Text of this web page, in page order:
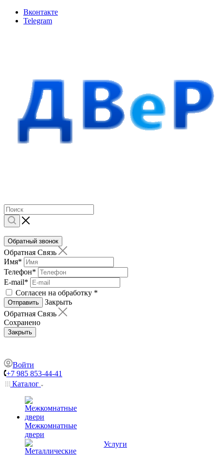
Вконтакте
Telegram
Обратный звонок
Обратная Связь
Имя*
Телефон*
E-mail*
Согласен на обработку *
Отправить
Закрыть
Обратная Связь
Сохранено
Закрыть
Войти
+7 985 853-44-41
Каталог
Межкомнатные
двери
Услуги